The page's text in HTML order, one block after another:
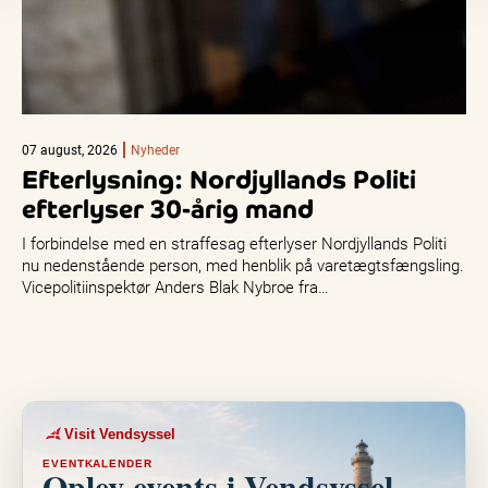
07 august, 2026 Nyheder
Efterlysning: Nordjyllands Politi
efterlyser 30-årig mand
I forbindelse med en straffesag efterlyser Nordjyllands Politi
nu nedenstående person, med henblik på varetægtsfængsling.
Vicepolitiinspektør Anders Blak Nybroe fra…
Visit Vendsyssel
EVENTKALENDER